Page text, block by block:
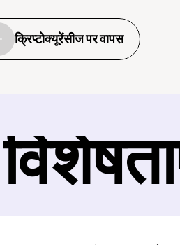
क्रिप्टोक्यूरेंसीज पर वापस